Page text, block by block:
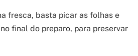
fresca, basta picar as folhas e
final do preparo, para preservar